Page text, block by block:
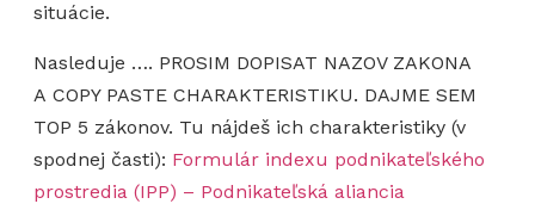
situácie.
Nasleduje …. PROSIM DOPISAT NAZOV ZAKONA
A COPY PASTE CHARAKTERISTIKU. DAJME SEM
TOP 5 zákonov. Tu nájdeš ich charakteristiky (v
spodnej časti): Formulár indexu podnikateľského
prostredia (IPP) – Podnikateľská aliancia